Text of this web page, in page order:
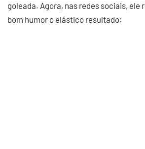
goleada. Agora, nas redes sociais, ele
bom humor o elástico resultado: